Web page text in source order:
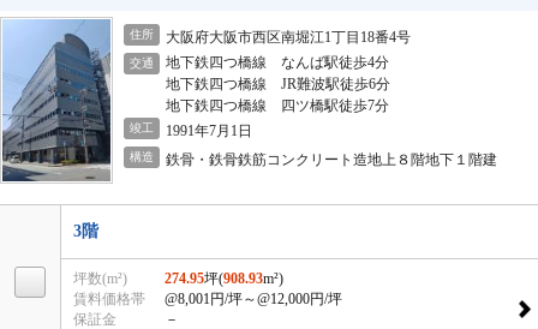
住所 大阪府大阪市西区南堀江1丁目18番4号
交通
地下鉄四つ橋線 なんば駅徒歩4分
地下鉄四つ橋線 JR難波駅徒歩6分
地下鉄四つ橋線 四ツ橋駅徒歩7分
竣工 1991年7月1日
構造 鉄骨・鉄骨鉄筋コンクリート造地上８階地下１階建
3階
坪数(m²) 274.95坪(908.93m²)
賃料価格帯
@8,001円/坪～@12,000円/坪
保証金
－